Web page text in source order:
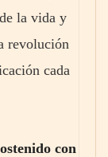
la vida y
revolución
cada
con